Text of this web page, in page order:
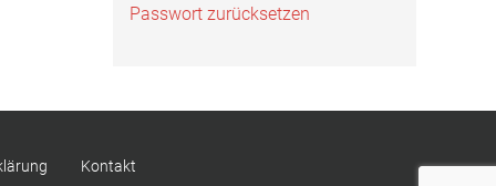
Passwort zurücksetzen
Kontakt